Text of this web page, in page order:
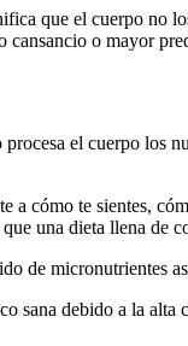
que el cuerpo no
o mayor
el cuerpo los
a cómo te sientes,
una dieta llena de
de micronutrientes
sana debido a la